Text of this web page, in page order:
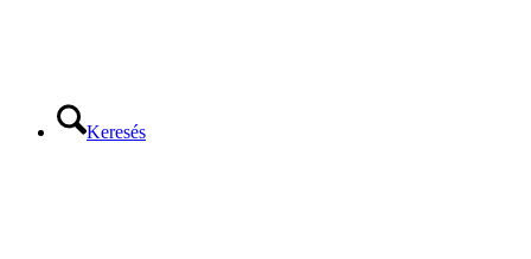
Keresés